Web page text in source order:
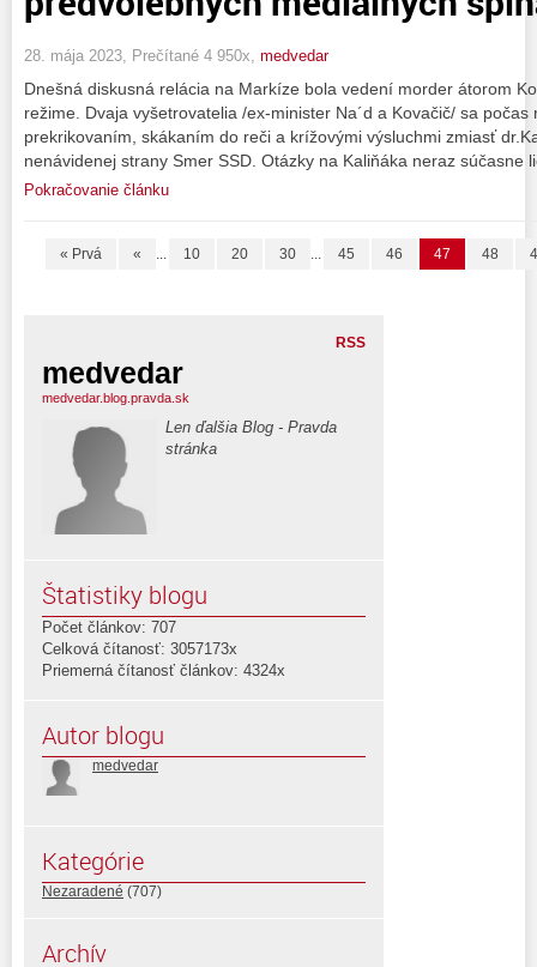
28. mája 2023, Prečítané 4 950x, medvedar
Dnešná diskusná relácia na Markíze bola vedení morder átorom
režime. Dvaja vyšetrovatelia /ex-minister Na´d a Kovačič/ sa počas
prekrikovaním, skákaním do reči a krížovými výsluchmi zmiasť
nenávidenej strany Smer SSD. Otázky na Kaliňáka neraz súčasne
Pokračovanie článku
« Prvá « ... 10 20 30 ... 45 46 47 48
RSS
medvedar
medvedar.blog.pravda.sk
Len ďalšia Blog - Pravda
stránka
Štatistiky blogu
Počet článkov: 707
Celková čítanosť: 3057173x
Priemerná čítanosť článkov: 4324x
Autor blogu
medvedar
Kategórie
Nezaradené (707)
Archív